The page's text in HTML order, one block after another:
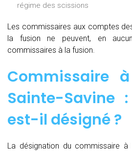
régime des scissions
Les commissaires aux comptes
la fusion ne peuvent, en
commissaires à la fusion.
Commissaire
Sainte-Savine
est-il désigné ?
La désignation du commissaire